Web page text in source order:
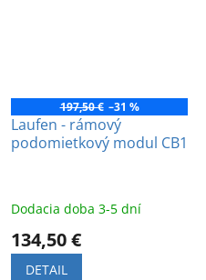
197,50 € –31 %
Laufen - rámový
podomietkový modul CB1
Dodacia doba 3-5 dní
134,50 €
DETAIL